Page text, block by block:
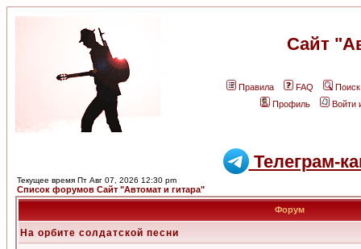
Сайт
Правила FAQ
Поиск
Профиль
Войти
Телеграм-
Текущее время Пт Авг 07, 2026 12:30 pm
Список форумов Сайт "Автомат и гитара"
Форум
На орбите солдатской песни